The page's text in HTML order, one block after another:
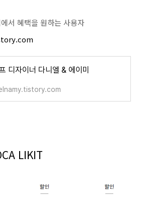
서 혜택을 원하는 사용자
디자이너 다니엘 & 에이미
LIKIT